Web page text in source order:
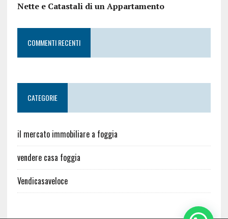
Nette e Catastali di un Appartamento
COMMENTI RECENTI
CATEGORIE
il mercato immobiliare a foggia
vendere casa foggia
Vendicasaveloce